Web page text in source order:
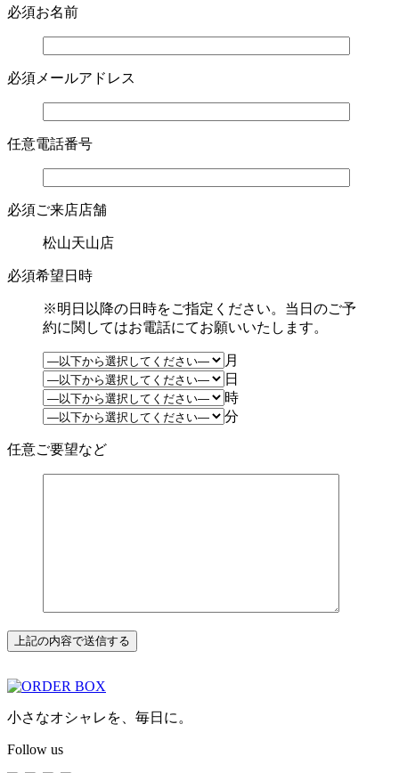
必須お名前
必須 メールアドレス
任意電話番号
必須ご来店店舗
松山天山店
必須希望日時
※明日以降の日時をご指定ください。当日のご予
約に関してはお電話にてお願いいたします。
月
日
時
分
任意ご要望など
小さなオシャレを、毎日に。
Follow us